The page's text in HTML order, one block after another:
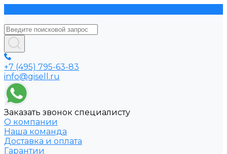
+7 (495) 795-63-83
info@gisell.ru
Заказать звонок специалисту
О компании
Наша команда
Доставка и оплата
Гарантии